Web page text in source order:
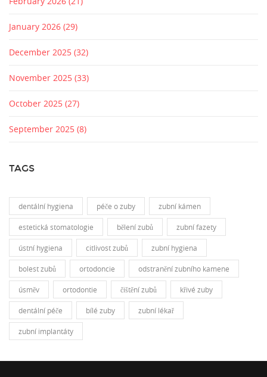
January 2026 (29)
December 2025 (32)
November 2025 (33)
October 2025 (27)
September 2025 (8)
TAGS
dentální hygiena péče o zuby zubní kámen
estetická stomatologie bělení zubů zubní fazety
ústní hygiena citlivost zubů zubní hygiena
bolest zubů ortodoncie odstranění zubního kamene
úsměv ortodontie čištění zubů křivé zuby
dentální péče bílé zuby zubní lékař
zubní implantáty